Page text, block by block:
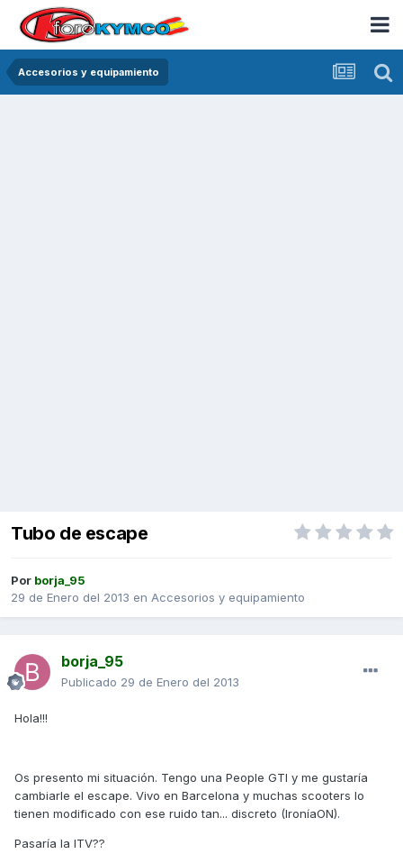
Accesorios y equipamiento
Tubo de escape
Por borja_95
29 de Enero del 2013 en Accesorios y equipamiento
borja_95
Publicado 29 de Enero del 2013
Hola!!!
Os presento mi situación. Tengo una People GTI y me gustaría
cambiarle el escape. Vivo en Barcelona y muchas scooters lo
tienen modificado con ese ruido tan... discreto (IroníaON).
Pasaría la ITV??